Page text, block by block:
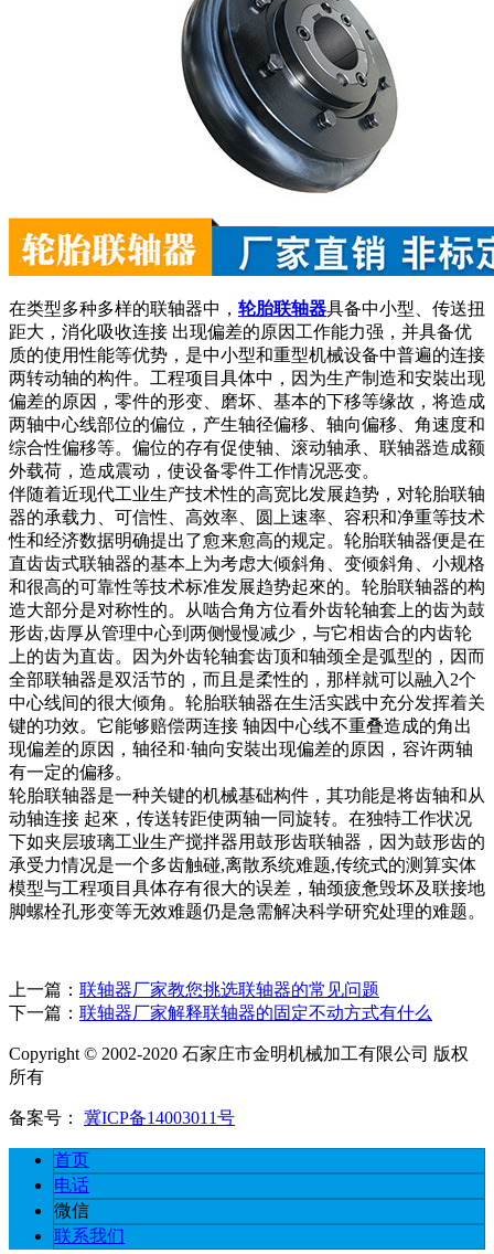
在类型多种多样的联轴器中， 轮胎联轴器具备中小型、传送扭
距大，消化吸收连接 出现偏差的原因工作能力强，并具备优
质的使用性能等优势，是中小型和重型机械设备中普遍的连接
两转动轴的构件。工程项目具体中，因为生产制造和安裝出现
偏差的原因，零件的形变、磨坏、基本的下移等缘故，将造成
两轴中心线部位的偏位，产生轴径偏移、轴向偏移、角速度和
综合性偏移等。偏位的存有促使轴、滚动轴承、联轴器造成额
外载荷，造成震动，使设备零件工作情况恶变。
伴随着近现代工业生产技术性的高宽比发展趋势，对轮胎联轴
器的承载力、可信性、高效率、圆上速率、容积和净重等技术
性和经济数据明确提出了愈来愈高的规定。轮胎联轴器便是在
直齿齿式联轴器的基本上为考虑大倾斜角、变倾斜角、小规格
和很高的可靠性等技术标准发展趋势起來的。轮胎联轴器的构
造大部分是对称性的。从啮合角方位看外齿轮轴套上的齿为鼓
形齿,齿厚从管理中心到两侧慢慢减少，与它相齿合的内齿轮
上的齿为直齿。因为外齿轮轴套齿顶和轴颈全是弧型的，因而
全部联轴器是双活节的，而且是柔性的，那样就可以融入2个
中心线间的很大倾角。轮胎联轴器在生活实践中充分发挥着关
键的功效。它能够赔偿两连接 轴因中心线不重叠造成的角出
现偏差的原因，轴径和·轴向安裝出现偏差的原因，容许两轴
有一定的偏移。
轮胎联轴器是一种关键的机械基础构件，其功能是将齿轴和从
动轴连接 起來，传送转距使两轴一同旋转。在独特工作状况
下如夹层玻璃工业生产搅拌器用鼓形齿联轴器，因为鼓形齿的
承受力情况是一个多齿触碰,离散系统难题,传统式的测算实体
模型与工程项目具体存有很大的误差，轴颈疲惫毁坏及联接地
脚螺栓孔形变等无效难题仍是急需解决科学研究处理的难题。
上一篇： 联轴器厂家教您挑选联轴器的常见问题
下一篇： 联轴器厂家解释联轴器的固定不动方式有什么
Copyright © 2002-2020 石家庄市金明机械加工有限公司 版权
所有
备案号： 冀ICP备14003011号
首页
电话
微信
联系我们